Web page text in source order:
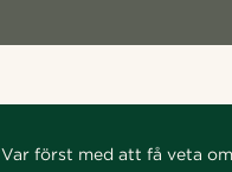
Var först med att få veta